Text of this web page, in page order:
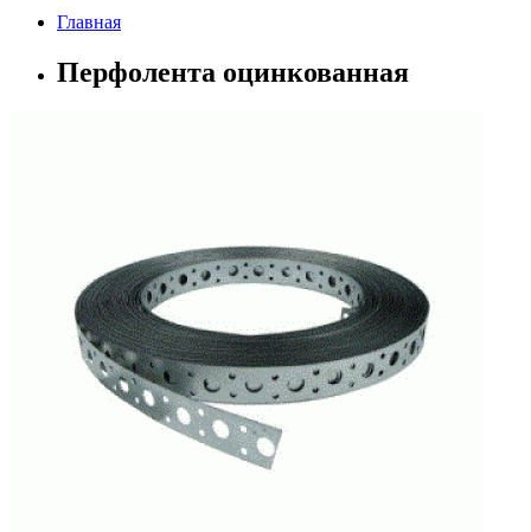
Главная
Перфолента оцинкованная